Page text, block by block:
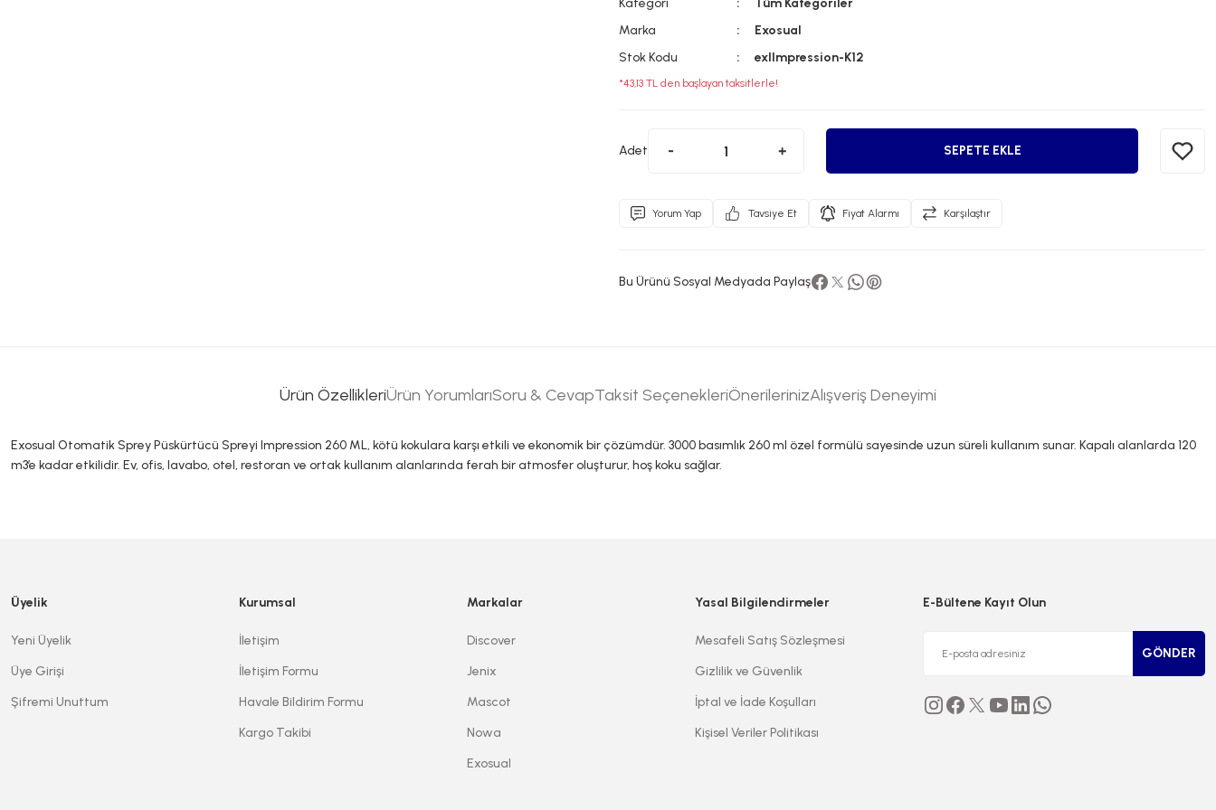
Kategori
Tüm Kategoriler
Marka
Exosual
Stok Kodu
exlImpression-K12
*43,13 TL den başlayan taksitlerle!
Adet SEPETE EKLE
Yorum Yap Tavsiye Et Fiyat Alarmı Karşılaştır
Bu Ürünü Sosyal Medyada Paylaş
Ürün ÖzellikleriÜrün YorumlarıSoru & CevapTaksit SeçenekleriÖnerilerinizAlışveriş Deneyimi
Exosual Otomatik Sprey Püskürtücü Spreyi Impression 260 ML, kötü kokulara karşı etkili ve ekonomik bir çözümdür. 3000 basımlık 260 ml özel formülü sayesinde uzun süreli kullanım sunar. Kapalı alanlarda 120
m3’e kadar etkilidir. Ev, ofis, lavabo, otel, restoran ve ortak kullanım alanlarında ferah bir atmosfer oluşturur, hoş koku sağlar.
Ürün bilgilerinde hatalar bulunuyor.
Ürün fiyatı diğer sitelerden daha pahalı.
Bu ürüne benzer farklı alternatifler olmalı.
Üyelik
Yeni Üyelik
Üye Girişi
Şifremi Unuttum
Kurumsal
İletişim
İletişim Formu
Havale Bildirim Formu
Kargo Takibi
Markalar
Discover
Jenix
Mascot
Nowa
Exosual
Yasal Bilgilendirmeler
Mesafeli Satış Sözleşmesi
Gizlilik ve Güvenlik
İptal ve İade Koşulları
Kişisel Veriler Politikası
E-Bültene Kayıt Olun
GÖNDER